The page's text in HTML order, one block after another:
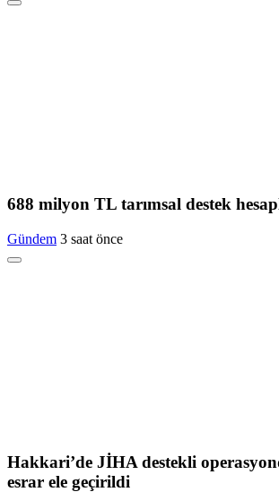
688 milyon TL tarımsal destek
Gündem 3 saat önce
Hakkari’de JİHA destekli
esrar ele geçirildi